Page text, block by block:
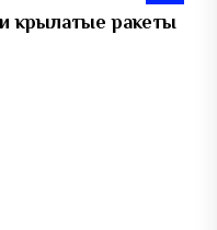
крылатые ракеты